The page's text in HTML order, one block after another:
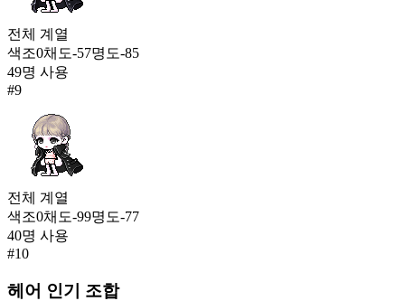
전체 계열
색조0채도-57명도-85
49명 사용
#9
전체 계열
색조0채도-99명도-77
40명 사용
#10
헤어 인기 조합